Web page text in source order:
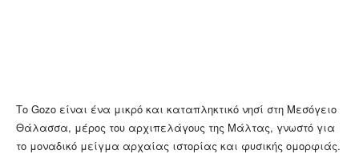
Το Gozo είναι ένα μικρό και καταπληκτικό νησί στη Μεσόγειο
Θάλασσα, μέρος του αρχιπελάγους της Μάλτας, γνωστό για
το μοναδικό μείγμα αρχαίας ιστορίας και φυσικής ομορφιάς.